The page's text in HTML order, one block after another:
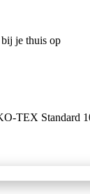
bij je thuis op
TEX Standard